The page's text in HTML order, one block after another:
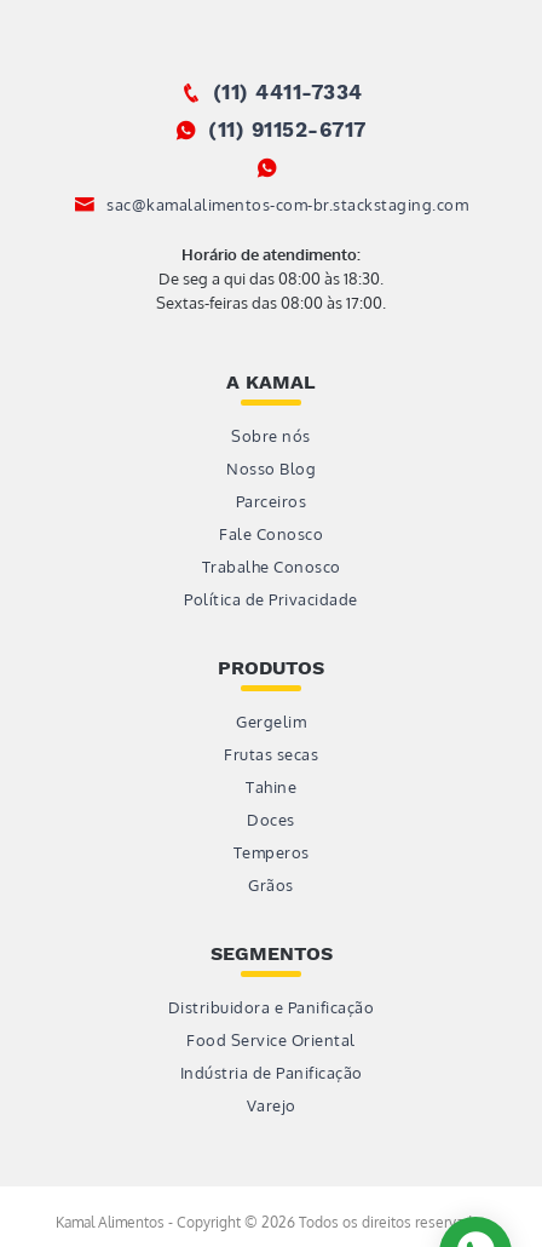
(11) 4411-7334
(11) 91152-6717
sac@kamalalimentos-com-br.stackstaging.com
Horário de atendimento:
De seg a qui das 08:00 às 18:30.
Sextas-feiras das 08:00 às 17:00.
A KAMAL
Sobre nós
Nosso Blog
Parceiros
Fale Conosco
Trabalhe Conosco
Política de Privacidade
PRODUTOS
Gergelim
Frutas secas
Tahine
Doces
Temperos
Grãos
SEGMENTOS
Distribuidora e Panificação
Food Service Oriental
Indústria de Panificação
Varejo
Kamal Alimentos - Copyright © 2026 Todos os direitos reservados